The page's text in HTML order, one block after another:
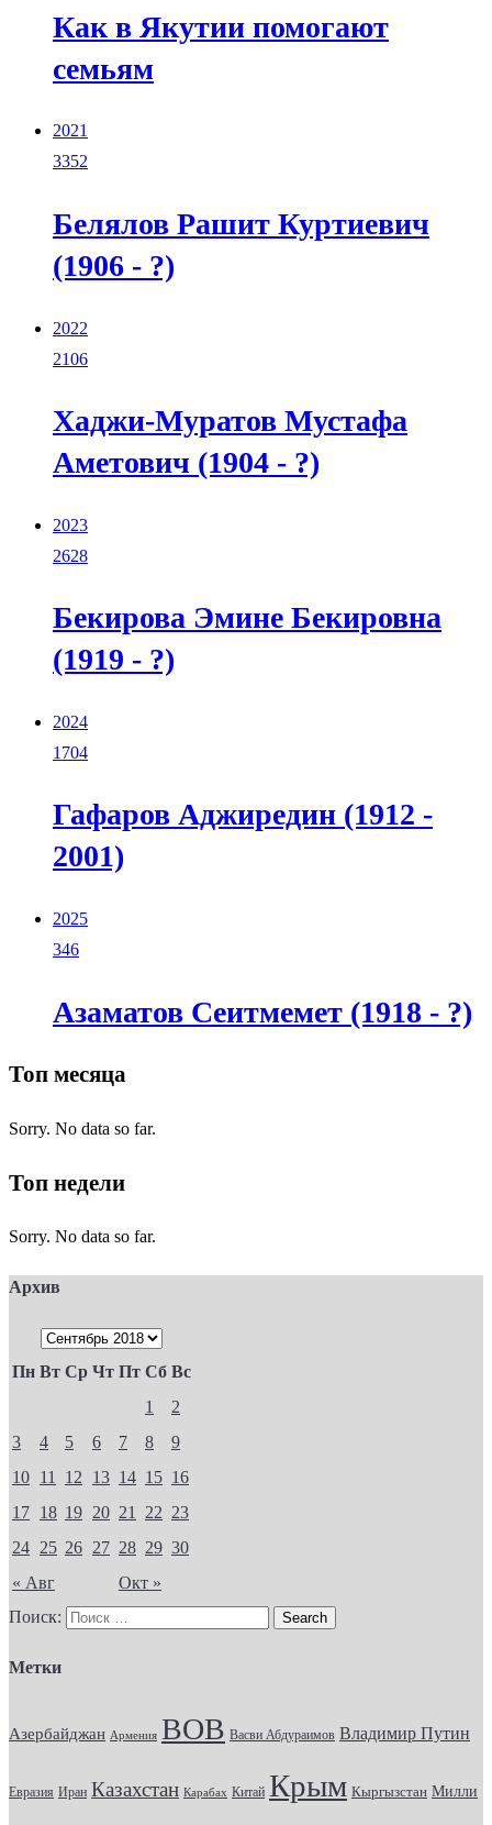
Как в Якутии помогают
семьям
2021
3352
Белялов Рашит Куртиевич
(1906 - ?)
2022
2106
Хаджи-Муратов Мустафа
Аметович (1904 - ?)
2023
2628
Бекирова Эмине Бекировна
(1919 - ?)
2024
1704
Гафаров Аджиредин (1912 -
2001)
2025
346
Азаматов Сеитмемет (1918 - ?)
Топ месяца
Sorry. No data so far.
Топ недели
Sorry. No data so far.
Архив
Пн Вт Ср Чт Пт Сб Вс
« Авг Окт »
1
2
3
4 5 6 7 8
9
10 11 12 13 14 15 16
17 18 19 20 21 22 23
24 25 26 27 28 29 30
Поиск:
Метки
Азербайджан Армения ВОВ Васви Абдураимов Владимир Путин
Евразия Иран Казахстан Карабах Китай Крым Кыргызстан Милли